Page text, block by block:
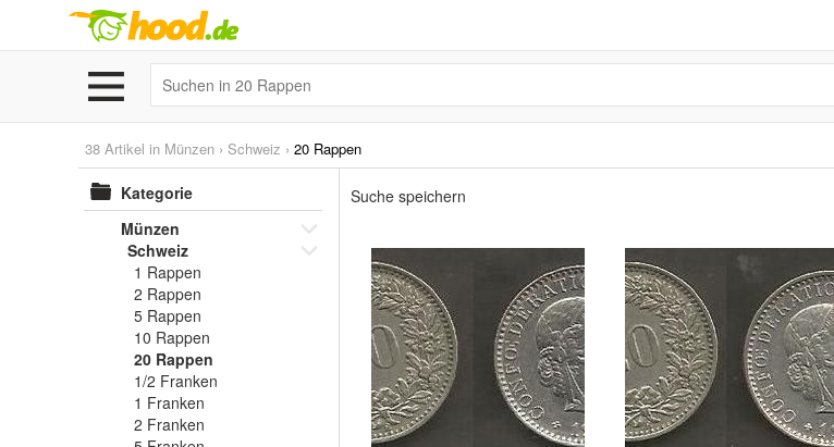
38 Artikel in Münzen › Schweiz › 20 Rappen
Kategorie
Münzen
Schweiz
1 Rappen
2 Rappen
5 Rappen
10 Rappen
20 Rappen
1/2 Franken
1 Franken
2 Franken
Suche speichern